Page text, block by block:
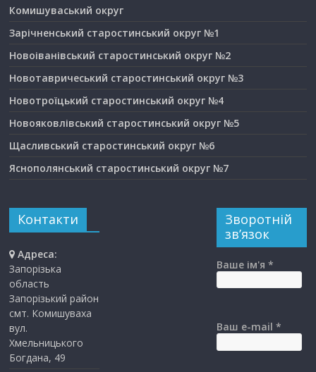
Комишуваський округ
Зарічненський старостинський округ №1
Новоіванівський старостинський округ №2
Новотавричеський старостинський округ №3
Новотроїцький старостинський округ №4
Новояковлівський старостинський округ №5
Щасливський старостинський округ №6
Яснополянський старостинський округ №7
Контакти
Адреса:
Запорізька
область
Запорізький район
смт. Комишуваха
вул.
Хмельницького
Богдана, 49
Зворотній
зв’язок
Ваше ім'я *
Ваш e-mail *